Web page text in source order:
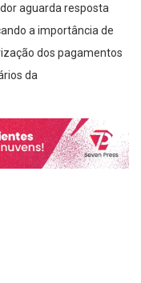
aguarda resposta
a importância de
dos pagamentos
da